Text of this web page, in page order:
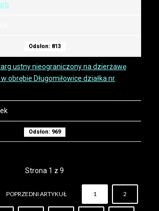
Odsłon: 813
ustny nieograniczony na dzierżawę
obrębie Długomiłowice działka nr
Odsłon: 969
Strona 1 z 9
POPRZEDNI ARTYKUŁ 1 2